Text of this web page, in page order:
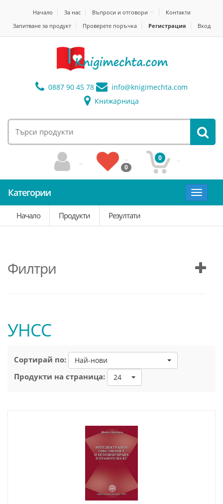
Начало За нас Въпроси и отговори
Контакти
Запитване за продукт
Проверете поръчка Регистрация Вход
0887 90 45 78 info@knigimechta.com
Книжарница
0
0
Категории
Toggle
Начало
Продукти Резултати
Филтри
УНСС
Сортирай по: Най-нови
Продукти на страница: 24